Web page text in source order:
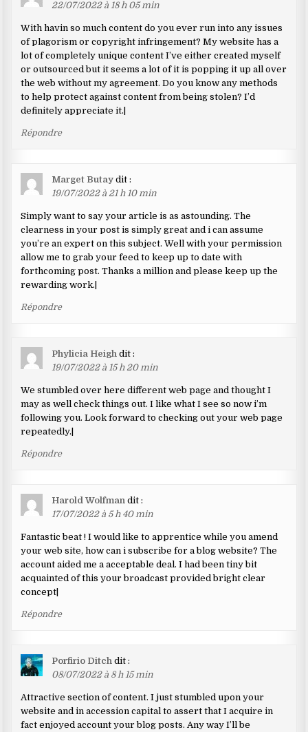
22/07/2022 à 18 h 05 min
With havin so much content do you ever run into any issues
of plagorism or copyright infringement? My website has a
lot of completely unique content I’ve either created myself
or outsourced but it seems a lot of it is popping it up all over
the web without my agreement. Do you know any methods
to help protect against content from being stolen? I’d
definitely appreciate it.|
Répondre
Marget Butay dit :
19/07/2022 à 21 h 10 min
Simply want to say your article is as astounding. The
clearness in your post is simply great and i can assume
you’re an expert on this subject. Well with your permission
allow me to grab your feed to keep up to date with
forthcoming post. Thanks a million and please keep up the
rewarding work.|
Répondre
Phylicia Heigh dit :
19/07/2022 à 15 h 20 min
We stumbled over here different web page and thought I
may as well check things out. I like what I see so now i’m
following you. Look forward to checking out your web page
repeatedly.|
Répondre
Harold Wolfman dit :
17/07/2022 à 5 h 40 min
Fantastic beat ! I would like to apprentice while you amend
your web site, how can i subscribe for a blog website? The
account aided me a acceptable deal. I had been tiny bit
acquainted of this your broadcast provided bright clear
concept|
Répondre
Porfirio Ditch dit :
08/07/2022 à 8 h 15 min
Attractive section of content. I just stumbled upon your
website and in accession capital to assert that I acquire in
fact enjoyed account your blog posts. Any way I’ll be